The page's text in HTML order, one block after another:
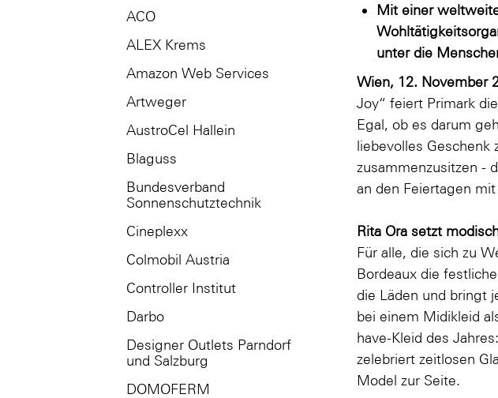
ACO
ALEX Krems
Amazon Web Services
Artweger
AustroCel Hallein
Blaguss
Bundesverband
Sonnenschutztechnik
Cineplexx
Colmobil Austria
Controller Institut
Darbo
Designer Outlets Parndorf
und Salzburg
DOMOFERM
Mit einer
unter die
Wien, 12. November
Joy“ feiert Primark
Egal, ob es darum
liebevolles Geschenk
zusammenzusitzen -
an den Feiertagen
Rita Ora setzt
Für alle, die sich zu
Bordeaux die
die Läden und bringt
bei einem Midikleid
have-Kleid des
zelebriert zeitlosen
Model zur Seite.